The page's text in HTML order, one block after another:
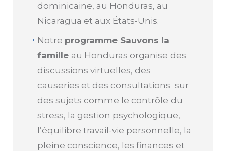
dominicaine, au Honduras, au
Nicaragua et aux États-Unis.
Notre programme Sauvons la
famille au Honduras organise des
discussions virtuelles, des
causeries et des consultations sur
des sujets comme le contrôle du
stress, la gestion psychologique,
l’équilibre travail-vie personnelle, la
pleine conscience, les finances et